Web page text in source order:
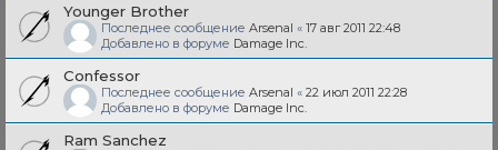
Younger Brother
Последнее сообщение Arsenal « 17 авг 2011 22:48
Добавлено в форуме Damage Inc.
Confessor
Последнее сообщение Arsenal « 22 июл 2011 22:28
Добавлено в форуме Damage Inc.
Ram Sanchez